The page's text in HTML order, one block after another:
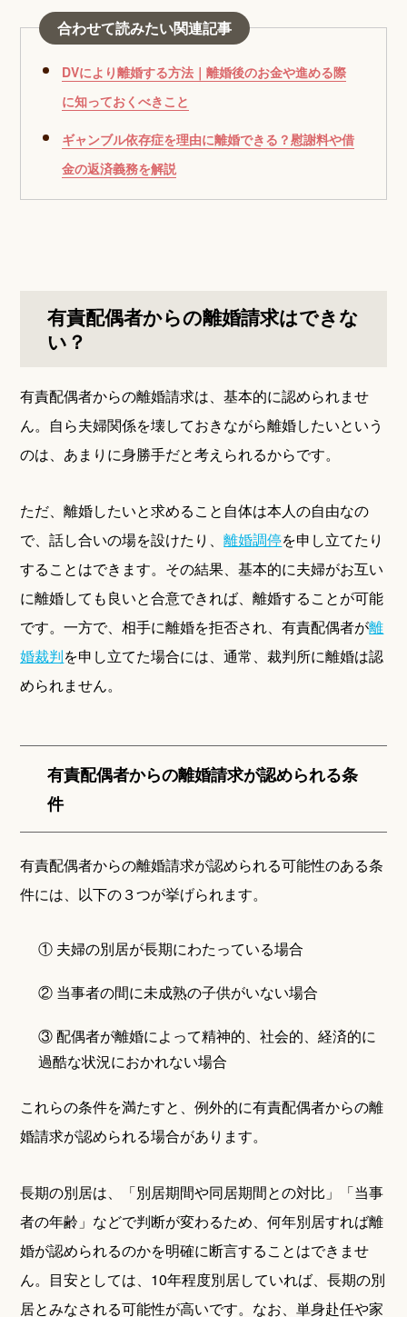
合わせて読みたい関連記事
DVにより離婚する方法｜離婚後のお金や進める際
に知っておくべきこと
ギャンブル依存症を理由に離婚できる？慰謝料や借
金の返済義務を解説
有責配偶者からの離婚請求はできな
い？
有責配偶者からの離婚請求は、基本的に認められませ
ん。自ら夫婦関係を壊しておきながら離婚したいという
のは、あまりに身勝手だと考えられるからです。
ただ、離婚したいと求めること自体は本人の自由なの
で、話し合いの場を設けたり、離婚調停を申し立てたり
することはできます。その結果、基本的に夫婦がお互い
に離婚しても良いと合意できれば、離婚することが可能
です。一方で、相手に離婚を拒否され、有責配偶者が離
婚裁判を申し立てた場合には、通常、裁判所に離婚は認
められません。
有責配偶者からの離婚請求が認められる条
件
有責配偶者からの離婚請求が認められる可能性のある条
件には、以下の３つが挙げられます。
① 夫婦の別居が長期にわたっている場合
② 当事者の間に未成熟の子供がいない場合
③ 配偶者が離婚によって精神的、社会的、経済的に
過酷な状況におかれない場合
これらの条件を満たすと、例外的に有責配偶者からの離
婚請求が認められる場合があります。
長期の別居は、「別居期間や同居期間との対比」「当事
者の年齢」などで判断が変わるため、何年別居すれば離
婚が認められるのかを明確に断言することはできませ
ん。目安としては、10年程度別居していれば、長期の別
居とみなされる可能性が高いです。なお、単身赴任や家